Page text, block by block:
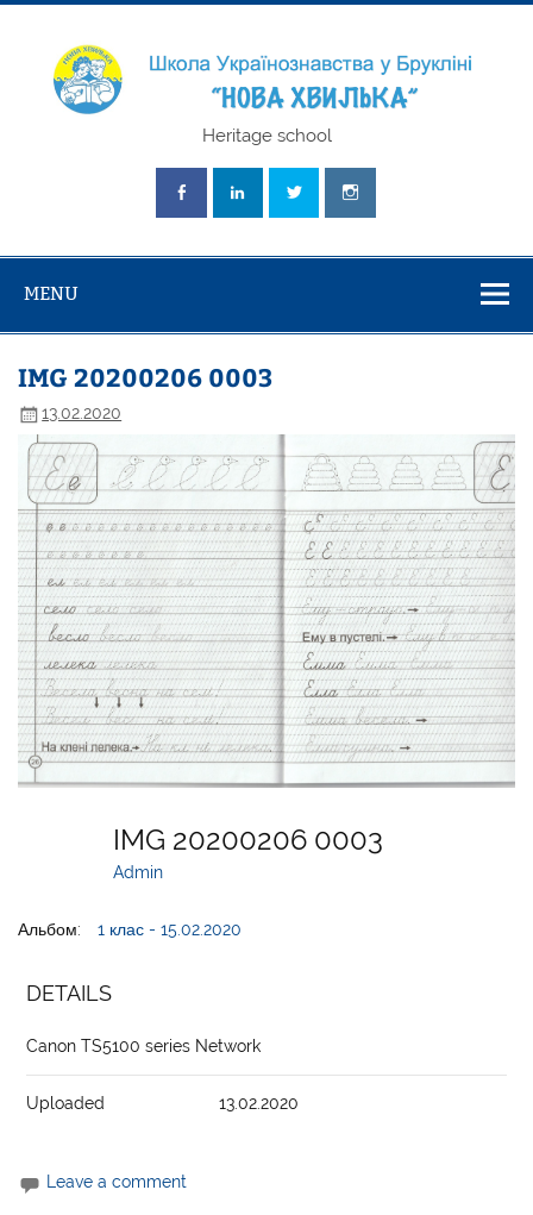
Skip
"Нова
Heritage school
MENU
IMG 20200206 0003
13.02.2020
IMG 20200206 0003
Admin
Альбом: 1 клас - 15.02.2020
DETAILS
Canon TS5100 series Network
Uploaded 13.02.2020
Leave a comment